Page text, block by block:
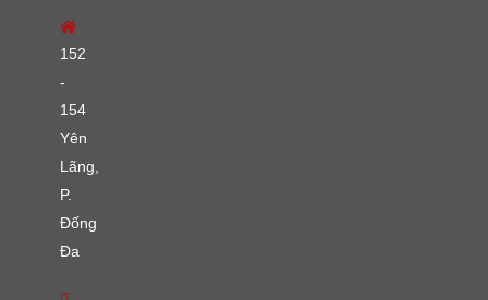
152
-
154
Yên
Lãng,
P.
Đống
Đa